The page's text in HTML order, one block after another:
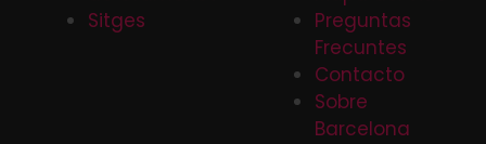
Sitges
Preguntas
Frecuntes
Contacto
Sobre
Barcelona